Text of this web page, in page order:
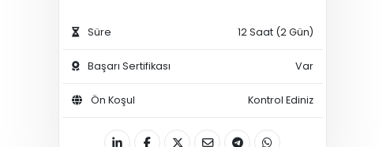
Süre 12 Saat (2 Gün)
Başarı Sertifikası Var
Ön Koşul Kontrol Ediniz